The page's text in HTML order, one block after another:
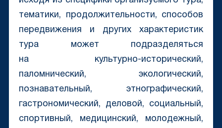
тематики, продолжительности, способов
передвижения и других характеристик
тура может подразделяться
на культурно-исторический,
паломнический, экологический,
познавательный, этнографический,
гастрономический, деловой, социальный,
спортивный, медицинский, молодежный,